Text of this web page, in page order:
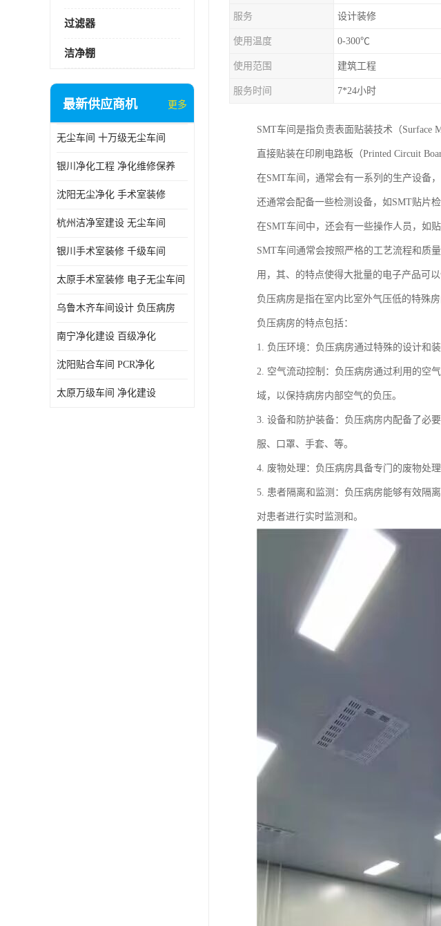
过滤器
洁净棚
最新供应商机 更多
无尘车间 十万级无尘车间
银川净化工程 净化维修保养
沈阳无尘净化 手术室装修
杭州洁净室建设 无尘车间
银川手术室装修 千级车间
太原手术室装修 电子无尘车间
乌鲁木齐车间设计 负压病房
南宁净化建设 百级净化
沈阳贴合车间 PCR净化
太原万级车间 净化建设
服务 设计装修
使用温度 0-300℃
使用范围 建筑工程
服务时间 7*24小时
SMT车间是指负责表面贴装技术（Surface
直接贴装在印刷电路板（Printed Circuit
在SMT车间，通常会有一系列的生产设备
还通常会配备一些检测设备，如SMT贴片
在SMT车间中，还会有一些操作人员，如
SMT车间通常会按照严格的工艺流程和质
用，其、的特点使得大批量的电子产品可以
负压病房是指在室内比室外气压低的特殊
负压病房的特点包括：
1. 负压环境：负压病房通过特殊的设计和
2. 空气流动控制：负压病房通过利用的空
域，以保持病房内部空气的负压。
3. 设备和防护装备：负压病房内配备了必
服、口罩、手套、等。
4. 废物处理：负压病房具备专门的废物处
5. 患者隔离和监测：负压病房能够有效隔
对患者进行实时监测和。